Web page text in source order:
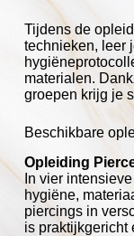
Tijdens de
technieken, leer
materialen.
groepen krijg je
Beschikbare
Opleiding
In vier
hygiëne,
piercings in
is praktijkgericht